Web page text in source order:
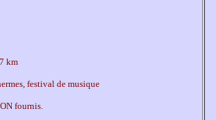
km
festival de musique
fournis.